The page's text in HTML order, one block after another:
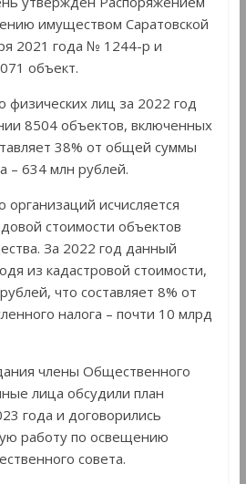
имуществом Саратовской
2021 года № 1244-р и
объект.
физических лиц за 2022 год
8504 объектов, включенных
38% от общей суммы
– 634 млн рублей.
исчисляется
стоимости объектов
За 2022 год данный
из кадастровой стоимости,
что составляет 8% от
налога – почти 10 млрд
члены Общественного
лица обсудили план
года и договорились
работу по освещению
совета.